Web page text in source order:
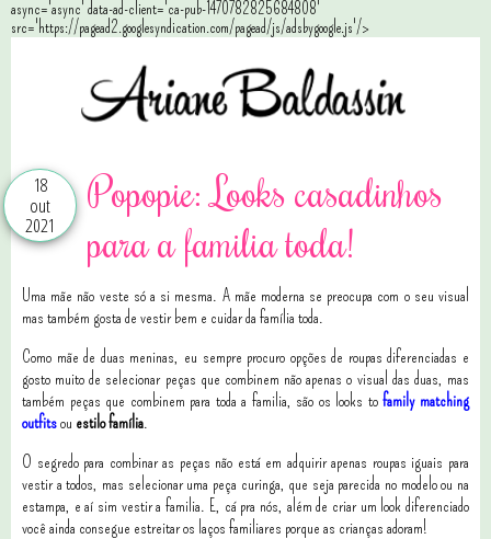
async='async' data-ad-client='ca-pub-1470782825684808'
src='https://pagead2.googlesyndication.com/pagead/js/adsbygoogle.js'/>
18
out
2021
Popopie: Looks casadinhos
para a familia toda!
Uma mãe não veste só a si mesma. A mãe moderna se preocupa com o seu visual
mas também gosta de vestir bem e cuidar da família toda.
Como mãe de duas meninas, eu sempre procuro opções de roupas diferenciadas e
gosto muito de selecionar peças que combinem não apenas o visual das duas, mas
também peças que combinem para toda a familia, são os looks tofamily matching
outfitsou estilo família.
O segredo para combinar as peças não está em adquirir apenas roupas iguais para
vestir a todos, mas selecionar uma peça curinga, que seja parecida no modelo ou na
estampa, e aí sim vestir a familia. E, cá pra nós, além de criar um look diferenciado
você ainda consegue estreitar os laços familiares porque as crianças adoram!